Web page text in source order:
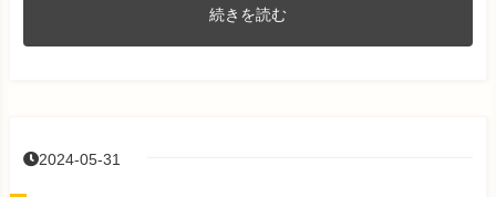
続きを読む
2024-05-31